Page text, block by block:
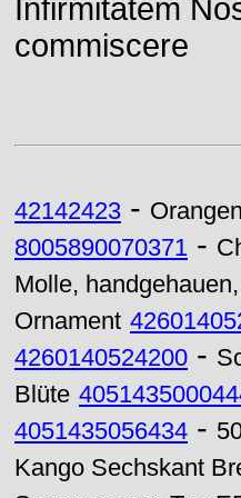
Infirmitatem
commiscere
42142423 -
8005890070371 -
Molle,
Ornament
4260140524200 -
Blüte
4051435056434 -
Kango Sechskant